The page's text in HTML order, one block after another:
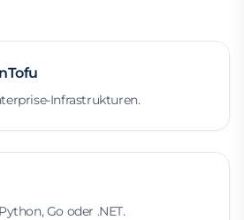
Infrastrukturen.
Go oder .NET.